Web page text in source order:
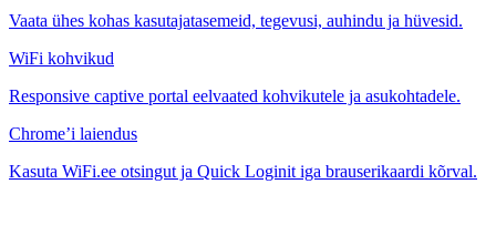
Vaata ühes kohas kasutajatasemeid, tegevusi, auhindu ja hüvesid.
WiFi kohvikud
Responsive captive portal eelvaated kohvikutele ja asukohtadele.
Chrome’i laiendus
Kasuta WiFi.ee otsingut ja Quick Loginit iga brauserikaardi kõrval.